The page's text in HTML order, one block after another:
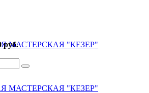
руб.
МАСТЕРСКАЯ "КЕЗЕР"
МАСТЕРСКАЯ "КЕЗЕР"